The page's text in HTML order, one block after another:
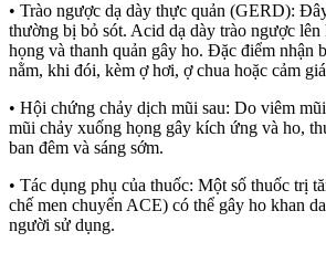
• Trào ngược dạ dày thực quản (GERD):
thường bị bỏ sót. Acid dạ dày trào ngược
họng và thanh quản gây ho. Đặc điểm nhận
nằm, khi đói, kèm ợ hơi, ợ chua hoặc cảm
• Hội chứng chảy dịch mũi sau: Do viêm
mũi chảy xuống họng gây kích ứng và ho,
ban đêm và sáng sớm.
• Tác dụng phụ của thuốc: Một số thuốc trị
chế men chuyển ACE) có thể gây ho khan
người sử dụng.